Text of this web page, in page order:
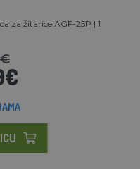
za žitarice AGF-25P | 1